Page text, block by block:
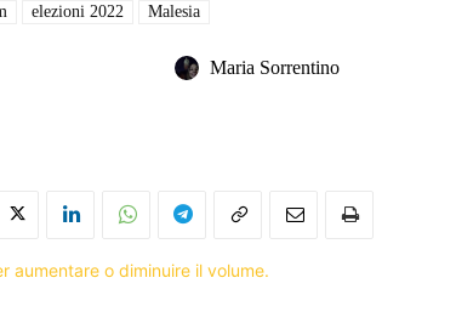
elezioni 2022 Malesia
Maria Sorrentino
aumentare o diminuire il volume.